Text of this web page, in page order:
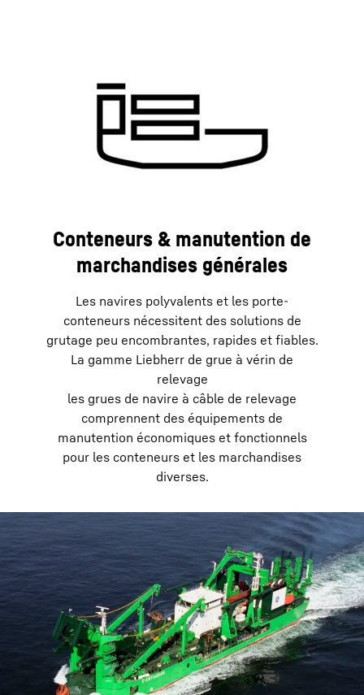
Conteneurs & manutention de
marchandises générales
Les navires polyvalents et les porte-
conteneurs nécessitent des solutions de
grutage peu encombrantes, rapides et fiables.
La gamme Liebherr de grue à vérin de
relevage
les grues de navire à câble de relevage
comprennent des équipements de
manutention économiques et fonctionnels
pour les conteneurs et les marchandises
diverses.